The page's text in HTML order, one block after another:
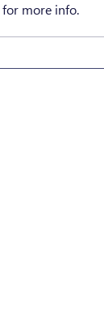
more info.